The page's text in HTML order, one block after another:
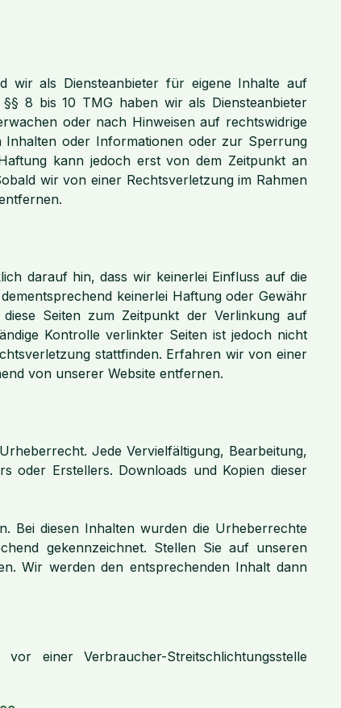
wir als Diensteanbieter für eigene Inhalte auf
8 bis 10 TMG haben wir als Diensteanbieter
oder nach Hinweisen auf rechtswidrige
Inhalten oder Informationen oder zur Sperrung
kann jedoch erst von dem Zeitpunkt an
wir von einer Rechtsverletzung im Rahmen
darauf hin, dass wir keinerlei Einfluss auf die
keinerlei Haftung oder Gewähr
Seiten zum Zeitpunkt der Verlinkung auf
Kontrolle verlinkter Seiten ist jedoch nicht
stattfinden. Erfahren wir von einer
von unserer Website entfernen.
Jede Vervielfältigung, Bearbeitung,
oder Erstellers. Downloads und Kopien dieser
Bei diesen Inhalten wurden die Urheberrechte
gekennzeichnet. Stellen Sie auf unseren
Wir werden den entsprechenden Inhalt dann
einer Verbraucher-Streitschlichtungsstelle